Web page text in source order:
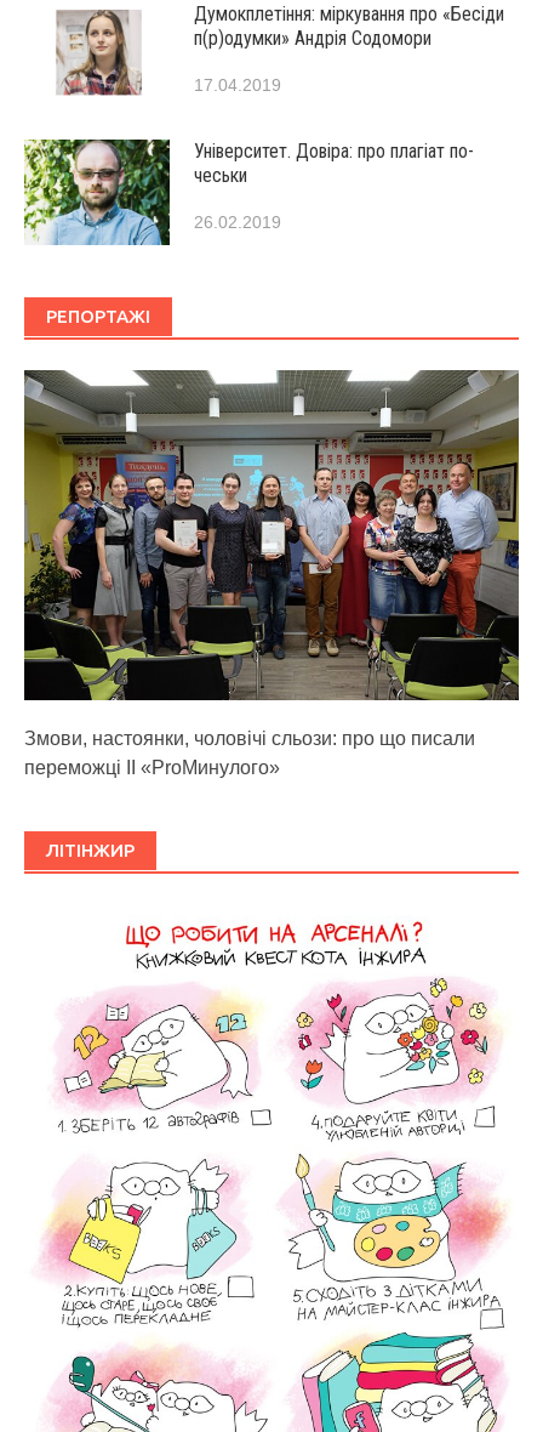
Думокплетіння: міркування про «Бесіди
п(р)одумки» Андрія Содомори
17.04.2019
Університет. Довіра: про плагіат по-
чеськи
26.02.2019
РЕПОРТАЖІ
Змови, настоянки, чоловічі сльози: про що писали
переможці ІІ «ProМинулого»
ЛІТІНЖИР